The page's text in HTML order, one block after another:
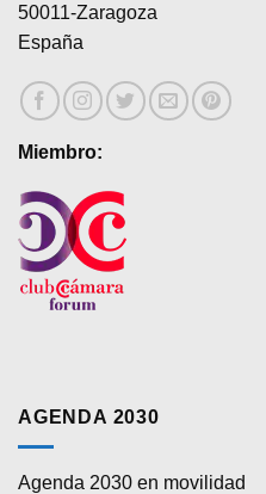
50011-Zaragoza
España
Miembro:
AGENDA 2030
Agenda 2030 en movilidad